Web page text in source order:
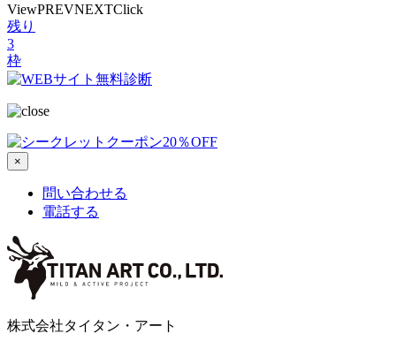
ViewPREVNEXTClick
残り
3
枠
×
問い合わせる
電話する
株式会社タイタン・アート